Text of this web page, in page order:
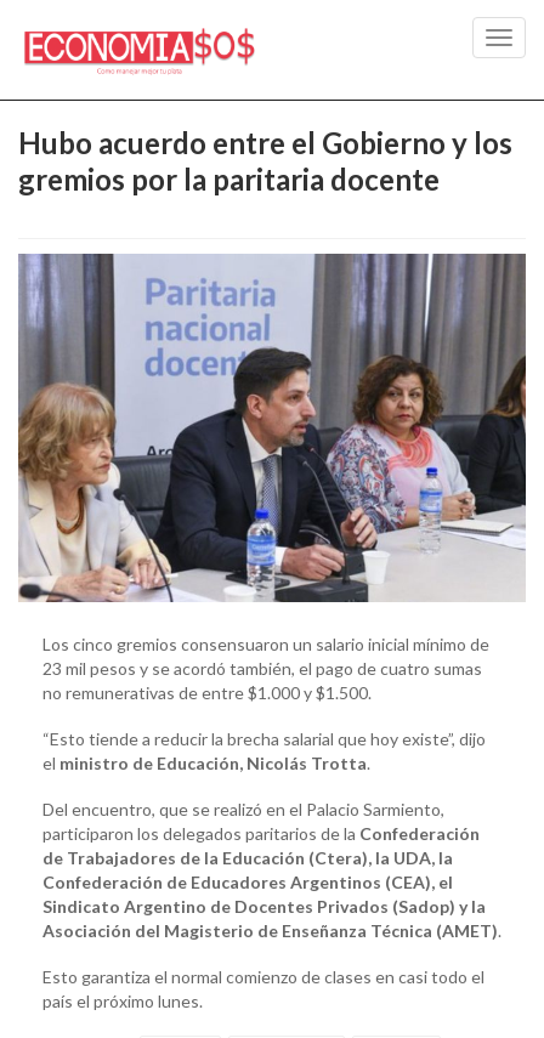
Hubo acuerdo entre el Gobierno y los
gremios por la paritaria docente
Los cinco gremios consensuaron un salario inicial mínimo de
23 mil pesos y se acordó también, el pago de cuatro sumas
no remunerativas de entre $1.000 y $1.500.
“Esto tiende a reducir la brecha salarial que hoy existe”, dijo
el ministro de Educación, Nicolás Trotta.
Del encuentro, que se realizó en el Palacio Sarmiento,
participaron los delegados paritarios de la Confederación
de Trabajadores de la Educación (Ctera), la UDA, la
Confederación de Educadores Argentinos (CEA), el
Sindicato Argentino de Docentes Privados (Sadop) y la
Asociación del Magisterio de Enseñanza Técnica (AMET).
Esto garantiza el normal comienzo de clases en casi todo el
país el próximo lunes.